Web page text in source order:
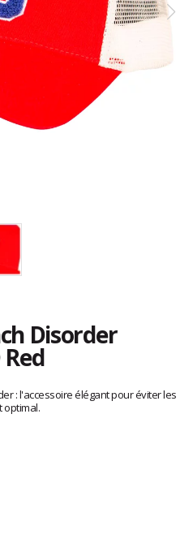
Disorder
: l'accessoire élégant pour éviter les
optimal.